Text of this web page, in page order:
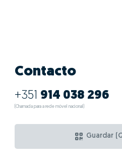
Contacto
+351 914 038 296
(Chamada para a rede móvel nacional)
Guardar